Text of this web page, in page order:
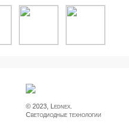
© 2023, Lednex.
Светодиодные технологии